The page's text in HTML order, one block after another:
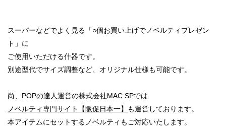
スーパーなどでよく見る「○個お買い上げでノベルティプレゼン
ト」に
ご使用いただける什器です。
別途型代でサイズ調整など、オリジナル仕様も可能です。
尚、POPの達人運営の株式会社MAC SPでは
ノベルティ専門サイト【販促日本一】
も運営しております。
本アイテムにセットするノベルティもご対応いたします。